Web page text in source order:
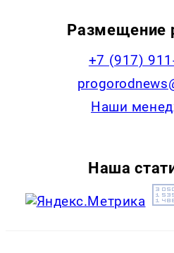
Размещение
+7 (917)
Наши
Наша